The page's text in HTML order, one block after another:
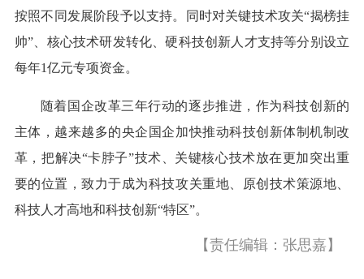
按照不同发展阶段予以支持。同时对关键技术攻关“揭榜挂
帅”、核心技术研发转化、硬科技创新人才支持等分别设立
每年1亿元专项资金。
随着国企改革三年行动的逐步推进，作为科技创新的
主体，越来越多的央企国企加快推动科技创新体制机制改
革，把解决“卡脖子”技术、关键核心技术放在更加突出重
要的位置，致力于成为科技攻关重地、原创技术策源地、
科技人才高地和科技创新“特区”。
【责任编辑：张思嘉】